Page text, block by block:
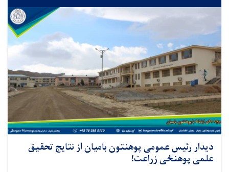
دیدار رئیس عمومی پوهنتون بامیان از نتایج تحقیق
علمی پوهنځی زراعت!